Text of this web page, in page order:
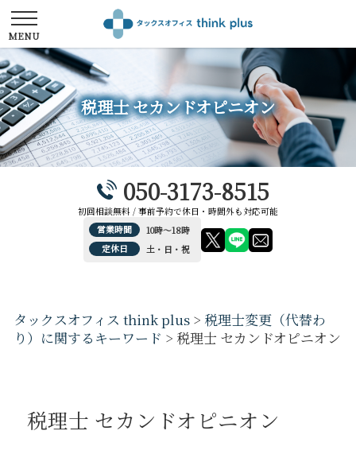
税理士 セカンドオピニオン
050-3173-8515
初回相談無料 / 事前予約で休日・時間外も対応可能
営業時間
10時～18時
定休日
土・日・祝
タックスオフィス think plus > 税理士変更（代替わ
り）に関するキーワード > 税理士 セカンドオピニオン
税理士 セカンドオピニオン